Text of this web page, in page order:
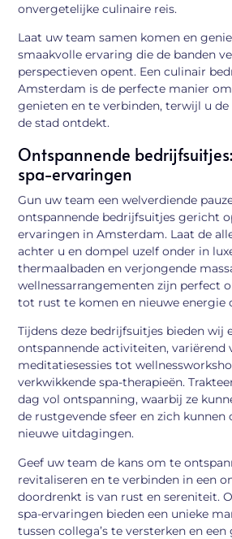
onvergetelijke culinaire reis.
Laat uw team samen komen en
smaakvolle ervaring die de banden
perspectieven opent. Een culinair
Amsterdam is de perfecte manier
genieten en te verbinden, terwijl u
de stad ontdekt.
Ontspannende
spa-ervaringen
Gun uw team een welverdiende
ontspannende bedrijfsuitjes gericht
ervaringen in Amsterdam. Laat de
achter u en dompel uzelf onder in
thermaalbaden en verjongende
wellnessarrangementen zijn perfect
tot rust te komen en nieuwe energie
Tijdens deze bedrijfsuitjes bieden wij
ontspannende activiteiten, variërend
meditatiesessies tot
verkwikkende spa-therapieën.
dag vol ontspanning, waarbij ze
de rustgevende sfeer en zich kunnen
nieuwe uitdagingen.
Geef uw team de kans om te
revitaliseren en te verbinden in een
doordrenkt is van rust en sereniteit.
spa-ervaringen bieden een unieke
tussen collega’s te versterken en